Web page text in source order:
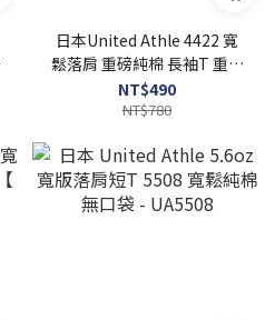
日本United Athle 4422 寬
鬆落肩 重磅純棉 長袖T 重量
級 9.1oz 【 FUZY 】-
UA4422
NT$490
NT$780